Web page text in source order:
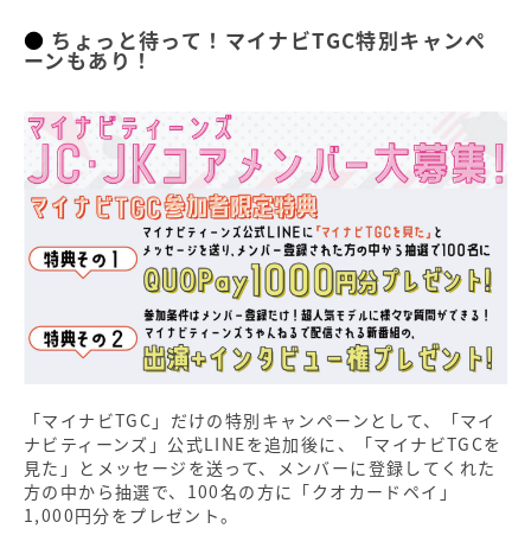
ちょっと待って！マイナビTGC特別キャンペ
ーンもあり！
「マイナビTGC」だけの特別キャンペーンとして、「マイ
ナビティーンズ」公式LINEを追加後に、「マイナビTGCを
見た」とメッセージを送って、メンバーに登録してくれた
方の中から抽選で、100名の方に「クオカードペイ」
1,000円分をプレゼント。